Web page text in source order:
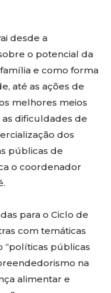
desde a
o potencial da
e como forma
até as ações de
melhores meios
dificuldades de
dos
públicas de
o coordenador
para o Ciclo de
com temáticas
“políticas públicas
na
alimentar e